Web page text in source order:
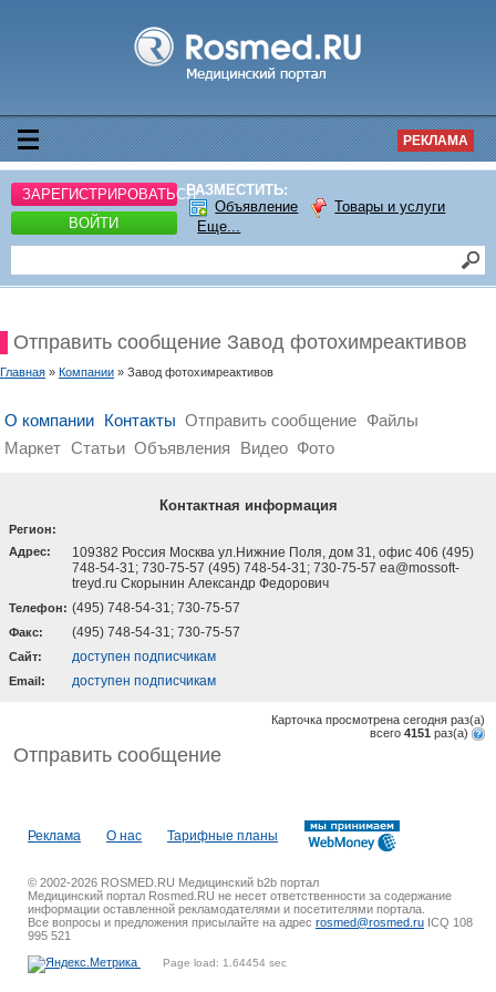
РЕКЛАМА
ЗАРЕГИСТРИРОВАТЬСЯ
ВОЙТИ
РАЗМЕСТИТЬ:
Объявление
Товары и услуги
Еще...
Отправить сообщение Завод фотохимреактивов
Главная » Компании » Завод фотохимреактивов
О компании Контакты Отправить сообщение Файлы
Маркет Статьи Объявления Видео Фото
Контактная информация
Регион:
Адрес:
109382 Россия Москва ул.Нижние Поля, дом 31, офис 406 (495)
748-54-31; 730-75-57 (495) 748-54-31; 730-75-57 ea@mossoft-
treyd.ru Скорынин Александр Федорович
Телефон: (495) 748-54-31; 730-75-57
Факс: (495) 748-54-31; 730-75-57
Cайт: доступен подписчикам
Email: доступен подписчикам
Карточка просмотрена сегодня раз(a)
всего 4151 раз(a)
Отправить сообщение
Реклама О нас Тарифные планы
© 2002-2026 ROSMED.RU Медицинский b2b портал
Медицинский портал Rosmed.RU не несет ответственности за содержание
информации оставленной рекламодателями и посетителями портала.
Все вопросы и предложения присылайте на адрес rosmed@rosmed.ru ICQ 108
995 521
Page load: 1.64454 sec